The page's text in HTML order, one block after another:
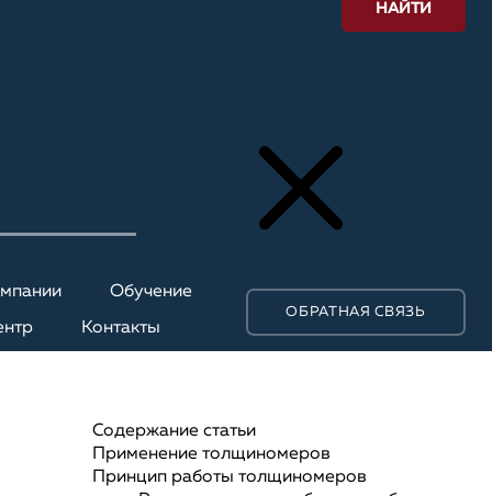
Обучение
Контакты
ОБРАТНАЯ СВЯЗЬ
НАЙТИ
Содержание статьи
Применение толщиномеров
Принцип работы толщиномеров